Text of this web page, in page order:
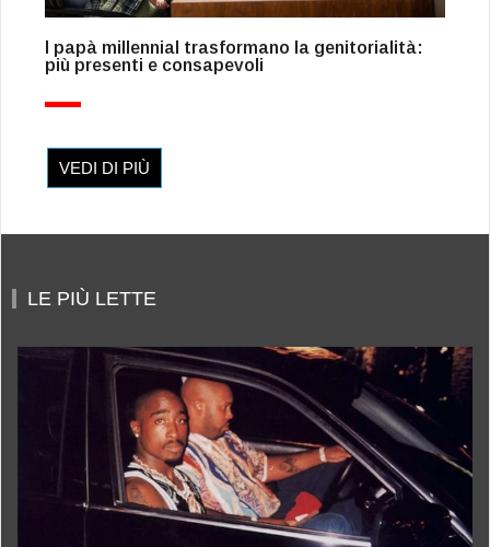
I papà millennial trasformano la genitorialità:
più presenti e consapevoli
VEDI DI PIÙ
LE PIÙ LETTE